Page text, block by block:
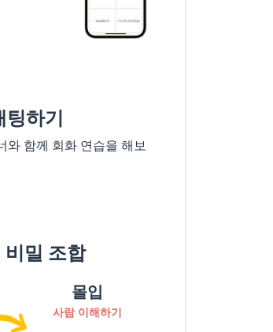
팅하기
와 함께 회화 연습을 해보
밀 조합
몰입
사람 이해하기